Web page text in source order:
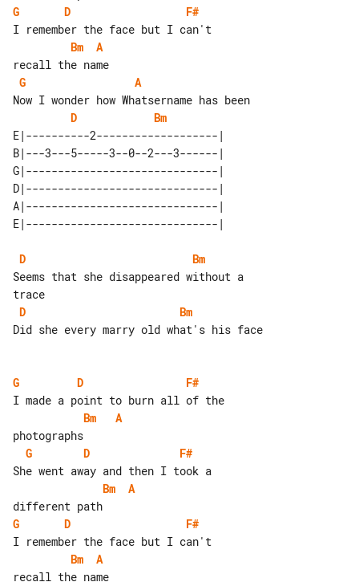
G
D
F#
Bm
A
G
A
D
Bm
E|----------2-------------------|
B|---3---5-----3--0--2---3------|
G|------------------------------|
D|------------------------------|
A|------------------------------|
D
Bm
Seems that she disappeared without a
D
Bm
Did she every marry old what's his face
G D
F#
Bm
A
G
D
F#
Bm
A
G
D
F#
Bm
A